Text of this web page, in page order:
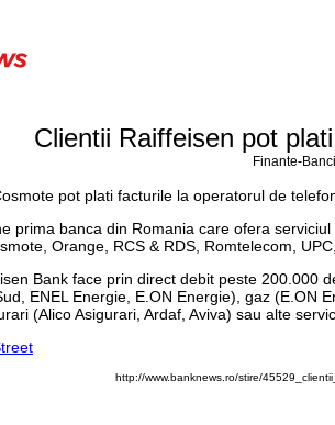
Clientii Raiffeisen pot
Finante-
pot plati facturile la operatorul de
prima banca din Romania care ofera
Orange, RCS & RDS, Romtelecom,
Bank face prin direct debit peste 200.000
ENEL Energie, E.ON Energie), gaz (E.ON
(Alico Asigurari, Ardaf, Aviva) sau alte
http://www.banknews.ro/stire/